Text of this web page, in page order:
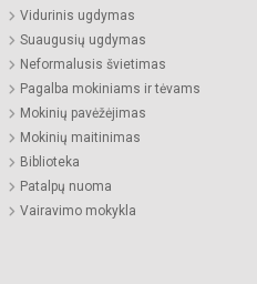
Vidurinis ugdymas
Suaugusių ugdymas
Neformalusis švietimas
Pagalba mokiniams ir tėvams
Mokinių pavėžėjimas
Mokinių maitinimas
Biblioteka
Patalpų nuoma
Vairavimo mokykla